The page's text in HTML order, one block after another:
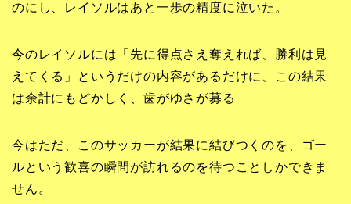
のにし、レイソルはあと一歩の精度に泣いた。
今のレイソルには「先に得点さえ奪えれば、勝利は見
えてくる」というだけの内容があるだけに、この結果
は余計にもどかしく、歯がゆさが募る
今はただ、このサッカーが結果に結びつくのを、ゴー
ルという歓喜の瞬間が訪れるのを待つことしかできま
せん。